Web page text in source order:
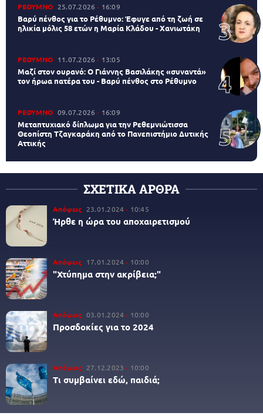
ΡΕΘΥΜΝΟ 25.07.2026 16:09
Βαρύ πένθος για το Ρέθυμνο: Έφυγε από τη ζωή σε
ηλικία μόλις 58 ετών η Μαρία Κλάδου - Χανιωτάκη
ΡΕΘΥΜΝΟ 11.07.2026 13:05
Μαζί στον ουρανό: Ο Γιάννης Βασιλάκης «συναντά»
τον ήρωα πατέρα του - Βαρύ πένθος στο Ρέθυμνο
ΡΕΘΥΜΝΟ 09.07.2026 16:09
Μεταπτυχιακό δίπλωμα για την Ρεθεμνιώτισσα
Θεοπίστη Τζαγκαράκη από το Πανεπιστήμιο Δυτικής
Αττικής
ΣΧΕΤΙΚΑ ΑΡΘΡΑ
Απόψεις 23.01.2024 10:45
Ήρθε η ώρα του αποχαιρετισμού
Απόψεις 17.01.2024 10:00
"Χτύπημα στην ακρίβεια;"
Απόψεις 03.01.2024 10:00
Προσδοκίες για το 2024
Απόψεις 27.12.2023 10:00
Τι συμβαίνει εδώ, παιδιά;